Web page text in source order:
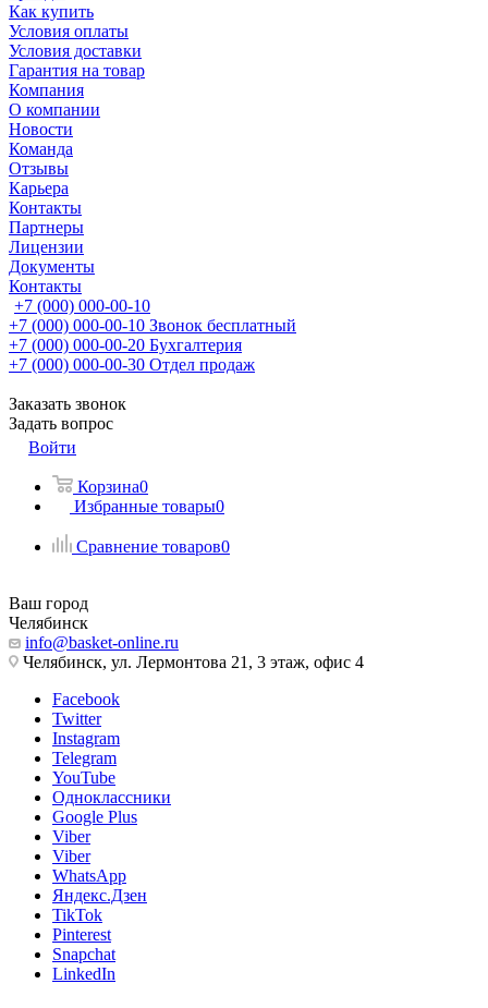
Как купить
Условия оплаты
Условия доставки
Гарантия на товар
Компания
О компании
Новости
Команда
Отзывы
Карьера
Контакты
Партнеры
Лицензии
Документы
Контакты
+7 (000) 000-00-10
+7 (000) 000-00-10 Звонок бесплатный
+7 (000) 000-00-20 Бухгалтерия
+7 (000) 000-00-30 Отдел продаж
Заказать звонок
Задать вопрос
Войти
Корзина0
Избранные товары0
Сравнение товаров0
Ваш город
Челябинск
info@basket-online.ru
Челябинск, ул. Лермонтова 21, 3 этаж, офис 4
Facebook
Twitter
Instagram
Telegram
YouTube
Одноклассники
Google Plus
Viber
Viber
WhatsApp
Яндекс.Дзен
TikTok
Pinterest
Snapchat
LinkedIn